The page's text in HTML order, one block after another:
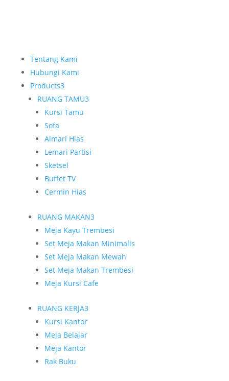
Tentang Kami
Hubungi Kami
Products3
RUANG TAMU3
Kursi Tamu
Sofa
Almari Hias
Lemari Partisi
Sketsel
Buffet TV
Cermin Hias
RUANG MAKAN3
Meja Kayu Trembesi
Set Meja Makan Minimalis
Set Meja Makan Mewah
Set Meja Makan Trembesi
Meja Kursi Cafe
RUANG KERJA3
Kursi Kantor
Meja Belajar
Meja Kantor
Rak Buku